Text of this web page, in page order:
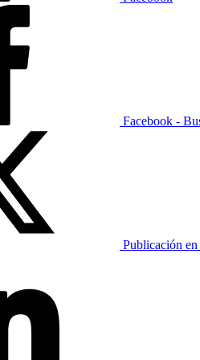
Facebook -
Publicación